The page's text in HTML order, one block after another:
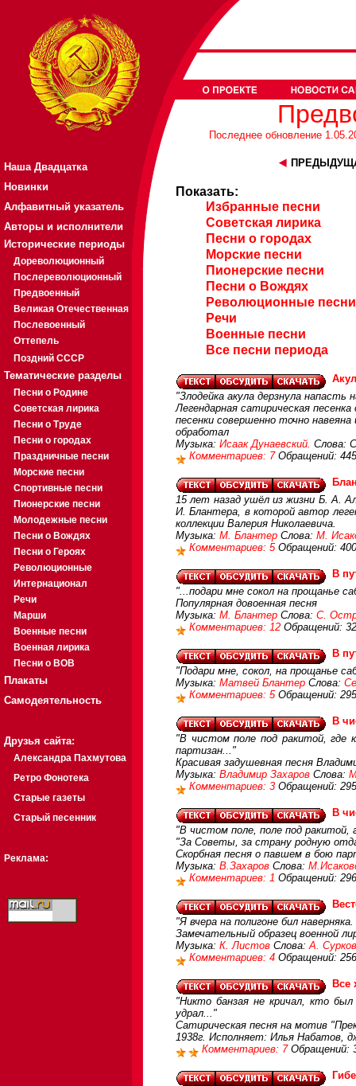
Наша Двадцатка
Новинки
Алфавитный указатель
Авторы и исполнители
Исторические периоды
Дореволюционный
Послереволюционный
Предвоенный
Великая Отечественная
Послевоенный
Оттепель
Поздний СССР
Тематические разделы
Песни о Родине
Советская лирика
Песни о Труде
Песни о городах
Праздничные песни
Морские песни
Спортивные песни
Пионерские песни
Молодежные песни
Песни о Вождях
Песни о Героях
Революционные
Интернационал
Речи
Марши
Военные песни
Военная лирика
Песни о ВОВ
Плакаты
Самодеятельность
Друзья сайта:
Александра Пахмутова
Ретро Фонотека
Старые газеты
Старый песенник
Реклама:
Последнее обновление
Показать:
Избранные песни
Советская лирика
Песни о городах
Морские песни
Пионерские песни
Песни о Вождях
Революционные песни
Речи
Военные песни
Все песни периода
"Злодейка акула дерзнула напасть
Легендарная сатирическая
песенки совершенно точно
обработал
Музыка: Исаак Дунаевский. Слова:
Комментариев: 7 Обращений:
15 лет назад ушёл из жизни Б. А.
И. Блантера, в которой автор
коллекции Валерия Николаевича.
Музыка: М. Блантер Слова: М.
Комментариев: 5 Обращений:
В
"...подари мне сокол на прощанье
Популярная довоенная песня
Музыка: М. Блантер Слова: С.
Комментариев: 12 Обращений:
В
"Подари мне, сокол, на прощанье
Музыка: Матвей Блантер Слова:
Комментариев: 5 Обращений:
В
"В чистом поле под ракитой,
партизан..."
Красивая задушевная песня
Музыка: Владимир Захаров Слова:
Комментариев: 3 Обращений:
В
"В чистом поле, поле под ракитой,
"За Советы, за страну родную
Скорбная песня о павшем в бою
Музыка: В.Захаров Слова:
Комментариев: 1 Обращений:
"Я вчера на полигоне бил
Замечательный образец военной
Музыка: К. Листов Слова:А. Сурков
Комментариев: 4 Обращений:
Все
"Никто банзая не кричал, кто
удрал..."
Сатирическая песня на мотив
1938г. Исполняет: Илья Набатов,
Комментариев: 7 Обращений: